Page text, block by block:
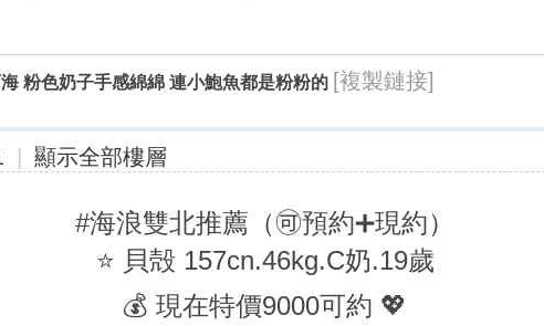
粉色奶子手感綿綿 連小鮑魚都是粉粉的 [複製鏈接]
顯示全部樓層
#海浪雙北推薦（🉑預約➕現約）
⭐ 貝殻 157cn.46kg.C奶.19歲
💰 現在特價9000可約 💖